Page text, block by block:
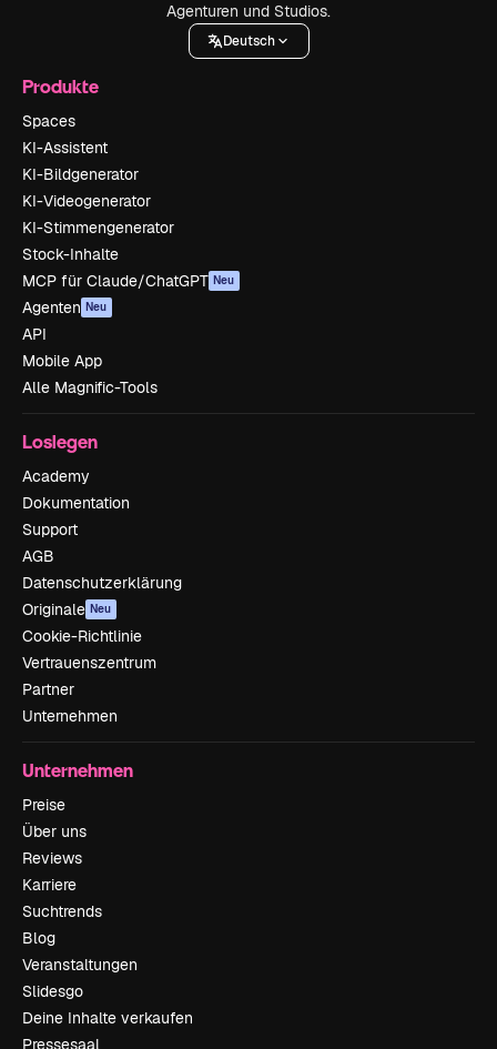
Agenturen und Studios.
Deutsch
Produkte
Spaces
KI-Assistent
KI-Bildgenerator
KI-Videogenerator
KI-Stimmengenerator
Stock-Inhalte
MCP für Claude/ChatGPT Neu
Agenten Neu
API
Mobile App
Alle Magnific-Tools
Loslegen
Academy
Dokumentation
Support
AGB
Datenschutzerklärung
Originale Neu
Cookie-Richtlinie
Vertrauenszentrum
Partner
Unternehmen
Unternehmen
Preise
Über uns
Reviews
Karriere
Suchtrends
Blog
Veranstaltungen
Slidesgo
Deine Inhalte verkaufen
Pressesaal